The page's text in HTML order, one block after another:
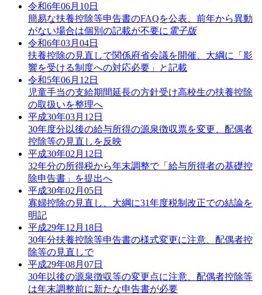
令和6年06月10日
簡易な扶養控除等申告書のFAQを公表、前年から異動
がない場合は個別の記載が不要に 電子版
令和6年03月04日
扶養控除の見直しで関係府省会議を開催、大綱に「影
響を受ける制度への対応必要」と記載
令和5年06月12日
児童手当の支給期間延長の方針受け高校生の扶養控除
の取扱いを整理へ
平成30年03月12日
30年度分以後の給与所得の源泉徴収票を変更、配偶者
控除等の見直しを反映
平成30年02月12日
32年分の所得税から年末調整で「給与所得者の基礎控
除申告書」を提出へ
平成30年02月05日
寡婦控除の見直し、大綱に31年度税制改正での結論を
明記
平成29年12月18日
30年分扶養控除等申告書の様式変更に注意、配偶者控
除等の見直しで
平成29年08月07日
30年以後の源泉徴収等の変更点に注意、配偶者控除等
は年末調整前に新たな申告書が必要